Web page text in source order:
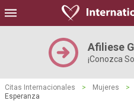
Afiliese
¡Conozca
Citas Internacionales > Mujeres >
Esperanza